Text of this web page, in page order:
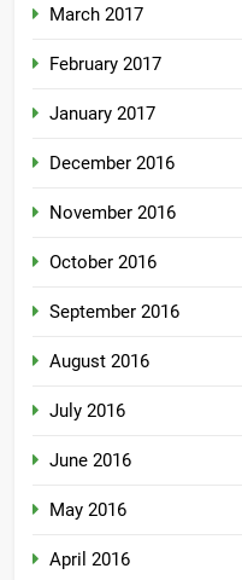
March 2017
February 2017
January 2017
December 2016
November 2016
October 2016
September 2016
August 2016
July 2016
June 2016
May 2016
April 2016